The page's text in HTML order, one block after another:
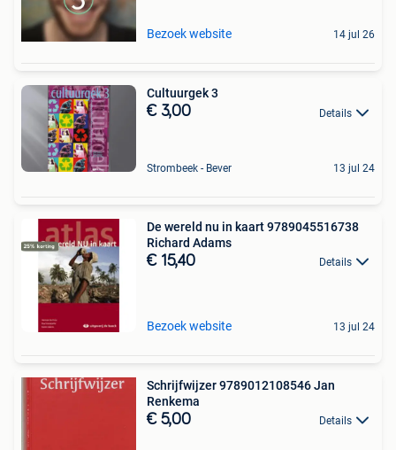
Bezoek website 14 jul 26
Cultuurgek 3
€ 3,00 Details
Strombeek - Bever 13 jul 24
De wereld nu in kaart 9789045516738
Richard Adams
€ 15,40 Details
Bezoek website 13 jul 24
Schrijfwijzer 9789012108546 Jan
Renkema
€ 5,00 Details